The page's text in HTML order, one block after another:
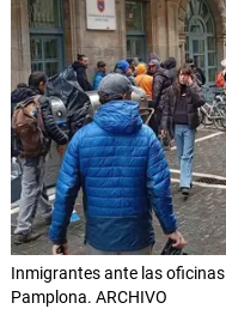
Inmigrantes ante las
Pamplona. ARCHIVO